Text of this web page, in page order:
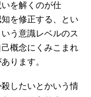
を解くのが仕
を修正する、とい
う意識レベルのス
概念にくみこまれ
ります。
したいとかいう情